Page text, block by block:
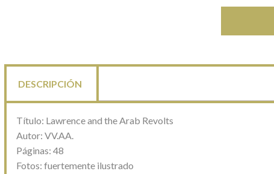
DESCRIPCIÓN
Título: Lawrence and the Arab Revolts
Autor: VV.AA.
Páginas: 48
Fotos: fuertemente ilustrado